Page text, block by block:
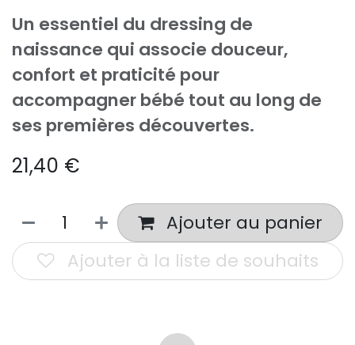
Un essentiel du dressing de
naissance qui associe douceur,
confort et praticité pour
accompagner bébé tout au long de
ses premières découvertes.
21,40 €
Ajouter au panier
Ajouter à la liste de souhaits